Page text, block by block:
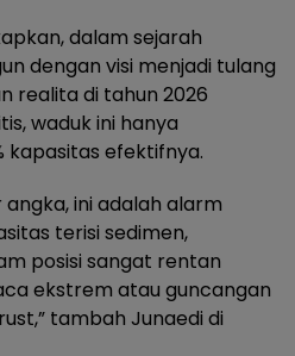
dalam sejarah
dengan visi menjadi tulang
realita di tahun 2026
waduk ini hanya
kapasitas efektifnya.
ini adalah alarm
terisi sedimen,
posisi sangat rentan
ekstrem atau guncangan
tambah Junaedi di